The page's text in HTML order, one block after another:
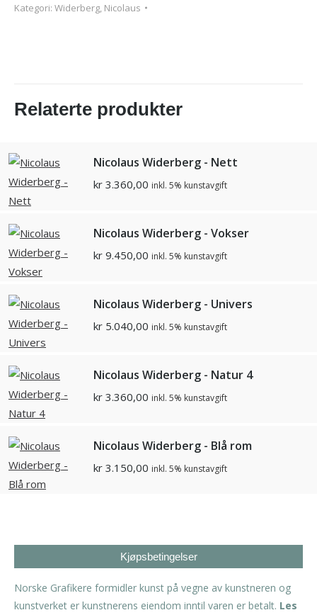
Kategori: Widerberg, Nicolaus
Relaterte produkter
Nicolaus Widerberg - Nett
kr 3.360,00 inkl. 5% kunstavgift
Nicolaus Widerberg - Vokser
kr 9.450,00 inkl. 5% kunstavgift
Nicolaus Widerberg - Univers
kr 5.040,00 inkl. 5% kunstavgift
Nicolaus Widerberg - Natur 4
kr 3.360,00 inkl. 5% kunstavgift
Nicolaus Widerberg - Blå rom
kr 3.150,00 inkl. 5% kunstavgift
Kjøpsbetingelser
Norske Grafikere formidler kunst på vegne av kunstneren og
kunstverket er kunstnerens eiendom inntil varen er betalt. Les